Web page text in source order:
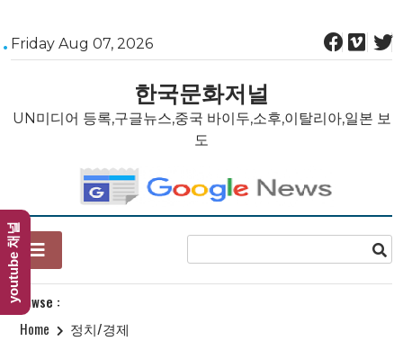
Skip
to
Friday Aug 07, 2026
한국문화저널
UN미디어 등록,구글뉴스,중국 바이두,소후,이탈리아,일본 보
도
Browse :
Home
정치/경제
youtube 채널